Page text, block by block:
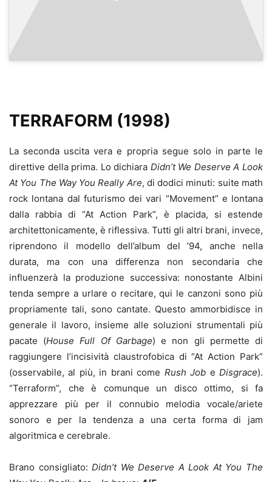
TERRAFORM (1998)
La seconda uscita vera e propria segue solo in parte le
direttive della prima. Lo dichiara Didn’t We Deserve A Look
At You The Way You Really Are, di dodici minuti: suite math
rock lontana dal futurismo dei vari “Movement” e lontana
dalla rabbia di “At Action Park”, è placida, si estende
architettonicamente, è riflessiva. Tutti gli altri brani, invece,
riprendono il modello dell’album del ’94, anche nella
durata, ma con una differenza non secondaria che
influenzerà la produzione successiva: nonostante Albini
tenda sempre a urlare o recitare, qui le canzoni sono più
propriamente tali, sono cantate. Questo ammorbidisce in
generale il lavoro, insieme alle soluzioni strumentali più
pacate (House Full Of Garbage) e non gli permette di
raggiungere l’incisività claustrofobica di “At Action Park”
(osservabile, al più, in brani come Rush Job eDisgrace).
“Terraform”, che è comunque un disco ottimo, si fa
apprezzare più per il connubio melodia vocale/ariete
sonoro e per la tendenza a una certa forma di jam
algoritmica e cerebrale.
Brano consigliato:Didn’t We Deserve A Look At You The